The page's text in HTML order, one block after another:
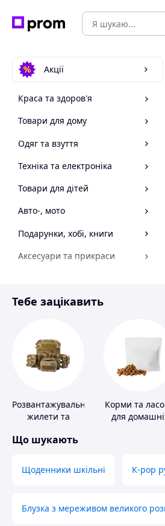
Акції
Краса та здоров'я
Товари для дому
Одяг та взуття
Техніка та електроніка
Товари для дітей
Авто-, мото
Подарунки, хобі, книги
Аксесуари та прикраси
Спорт і відпочинок
Тебе зацікавить
Розвантажувальні
жилети та
плит
Корми та
для
Що шукають
Щоденники шкільні K-pop
Блузка з мереживом великого